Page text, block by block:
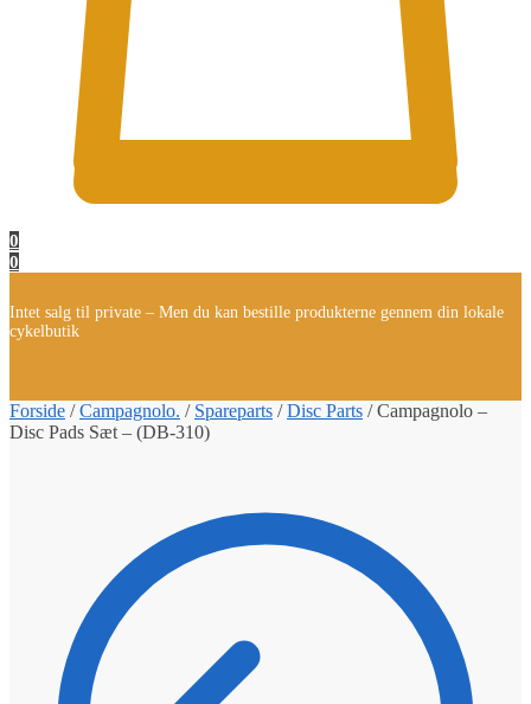
0
0
Intet salg til private – Men du kan bestille produkterne gennem din lokale
cykelbutik
Forside /Campagnolo. / Spareparts /Disc Parts /Campagnolo –
Disc Pads Sæt – (DB-310)